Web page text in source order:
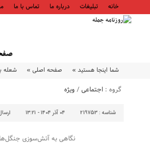
خانه تبلیغات درباره ما تماس با ما
شما اینجا هستید » صفحه اصلی » شعله
گروه : اجتماعی/ ویژه
شناسه : 219753 ۰۴ آذر ۱۴۰۴ - ۱۳:۲۱
نگاهی به آتش‌سوزی